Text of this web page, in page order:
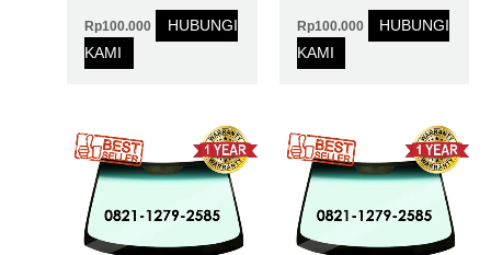
Rp100.000
HUBUNGI
KAMI
Rp100.000
HUBUNGI
KAMI